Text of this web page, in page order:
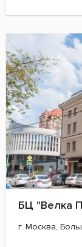
БЦ "Велка
г. Москва,